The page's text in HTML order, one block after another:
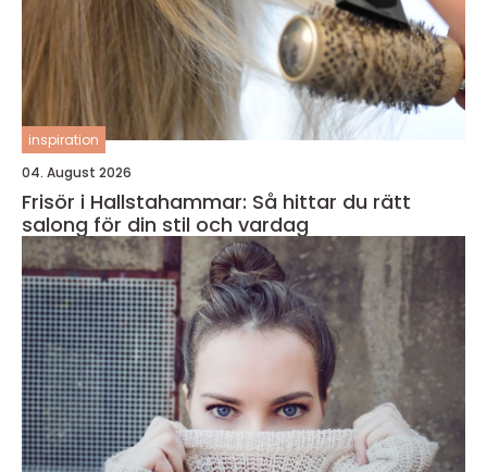
inspiration
04. August 2026
Frisör i Hallstahammar: Så hittar du rätt
salong för din stil och vardag